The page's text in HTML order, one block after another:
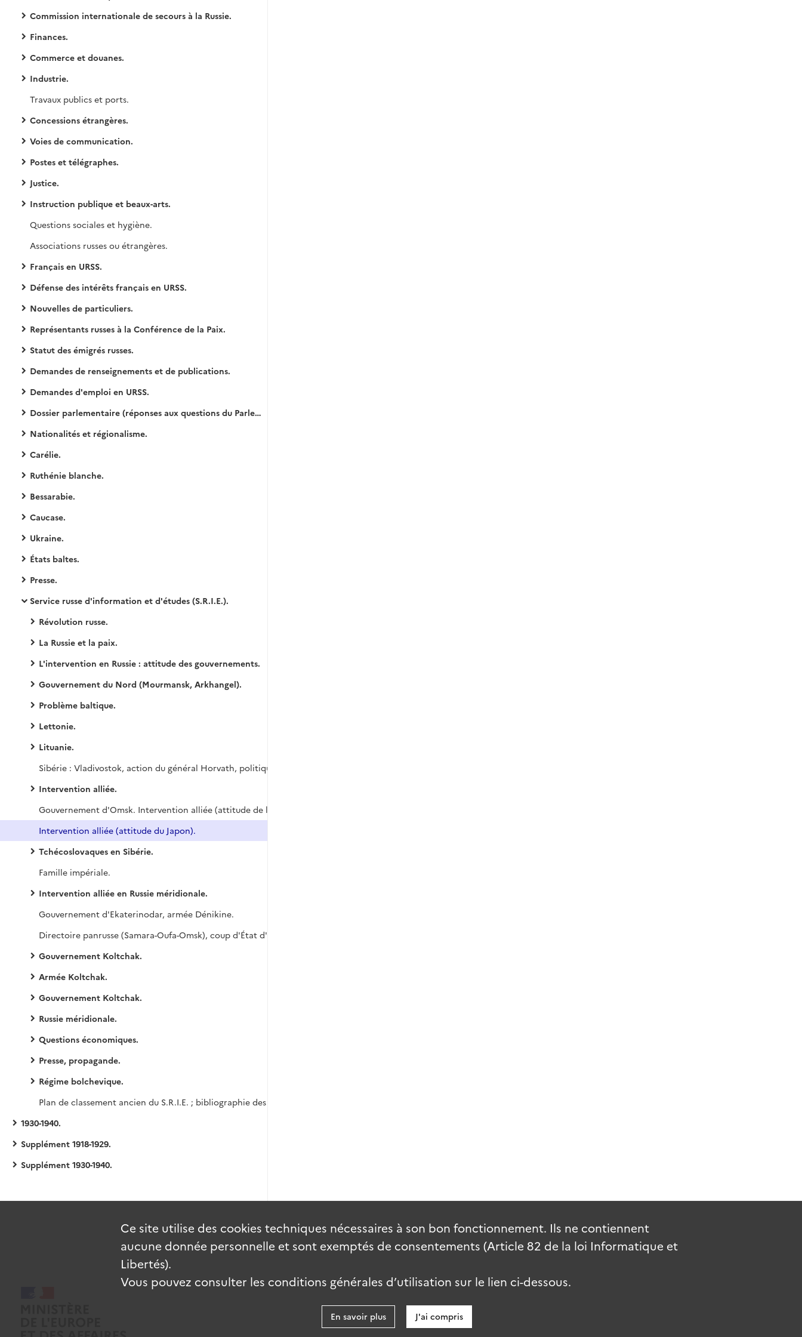
Commission internationale de secours à la Russie.
Finances.
Commerce et douanes.
Industrie.
Travaux publics et ports.
Concessions étrangères.
Voies de communication.
Postes et télégraphes.
Justice.
Instruction publique et beaux-arts.
Questions sociales et hygiène.
Associations russes ou étrangères.
Français en URSS.
Défense des intérêts français en URSS.
Nouvelles de particuliers.
Représentants russes à la Conférence de la Paix.
Statut des émigrés russes.
Demandes de renseignements et de publications.
Demandes d'emploi en URSS.
Dossier parlementaire (réponses aux questions du Parlement).
Nationalités et régionalisme.
Carélie.
Ruthénie blanche.
Bessarabie.
Caucase.
Ukraine.
États baltes.
Presse.
Service russe d'information et d'études (S.R.I.E.).
Révolution russe.
La Russie et la paix.
L'intervention en Russie : attitude des gouvernements.
Gouvernement du Nord (Mourmansk, Arkhangel).
Problème baltique.
Lettonie.
Lituanie.
Intervention alliée.
Intervention alliée (attitude du Japon).
Tchécoslovaques en Sibérie.
Famille impériale.
Intervention alliée en Russie méridionale.
Gouvernement d'Ekaterinodar, armée Dénikine.
Gouvernement Koltchak.
Armée Koltchak.
Gouvernement Koltchak.
Russie méridionale.
Questions économiques.
Presse, propagande.
Régime bolchevique.
1930-1940.
Supplément 1918-1929.
Supplément 1930-1940.
Ce site utilise des cookies techniques nécessaires à son bon fonctionnement. Ils ne contiennent
aucune donnée personnelle et sont exemptés de consentements (Article 82 de la loi Informatique et
Libertés).
Vous pouvez consulter les conditions générales d’utilisation sur le lien ci-dessous.
En savoir plus J'ai compris